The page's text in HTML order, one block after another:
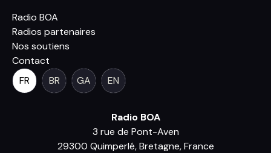
Radio BOA
Radios partenaires
Nos soutiens
Contact
FR
BR GA EN
Radio BOA
3 rue de Pont-Aven
29300 Quimperlé, Bretagne, France